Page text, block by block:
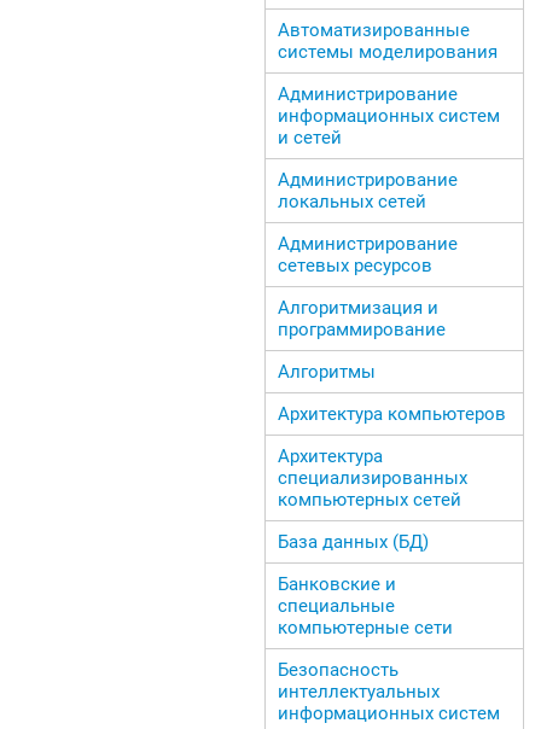
Автоматизированные
системы моделирования
Администрирование
информационных систем
и сетей
Администрирование
локальных сетей
Администрирование
сетевых ресурсов
Алгоритмизация и
программирование
Алгоритмы
Архитектура компьютеров
Архитектура
специализированных
компьютерных сетей
База данных (БД)
Банковские и
специальные
компьютерные сети
Безопасность
интеллектуальных
информационных систем